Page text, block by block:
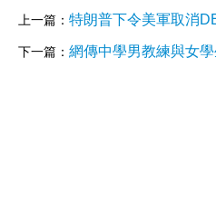
上一篇： 特朗普下令美軍取消
下一篇： 網傳中學男教練與女學生不倫戀